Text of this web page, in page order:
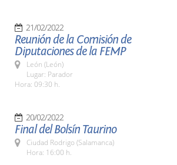
21/02/2022
Reunión de la Comisión de
Diputaciones de la FEMP
León (León)
Lugar: Parador
Hora: 09:30 h.
20/02/2022
Final del Bolsín Taurino
Ciudad Rodrigo (Salamanca)
Hora: 16:00 h.